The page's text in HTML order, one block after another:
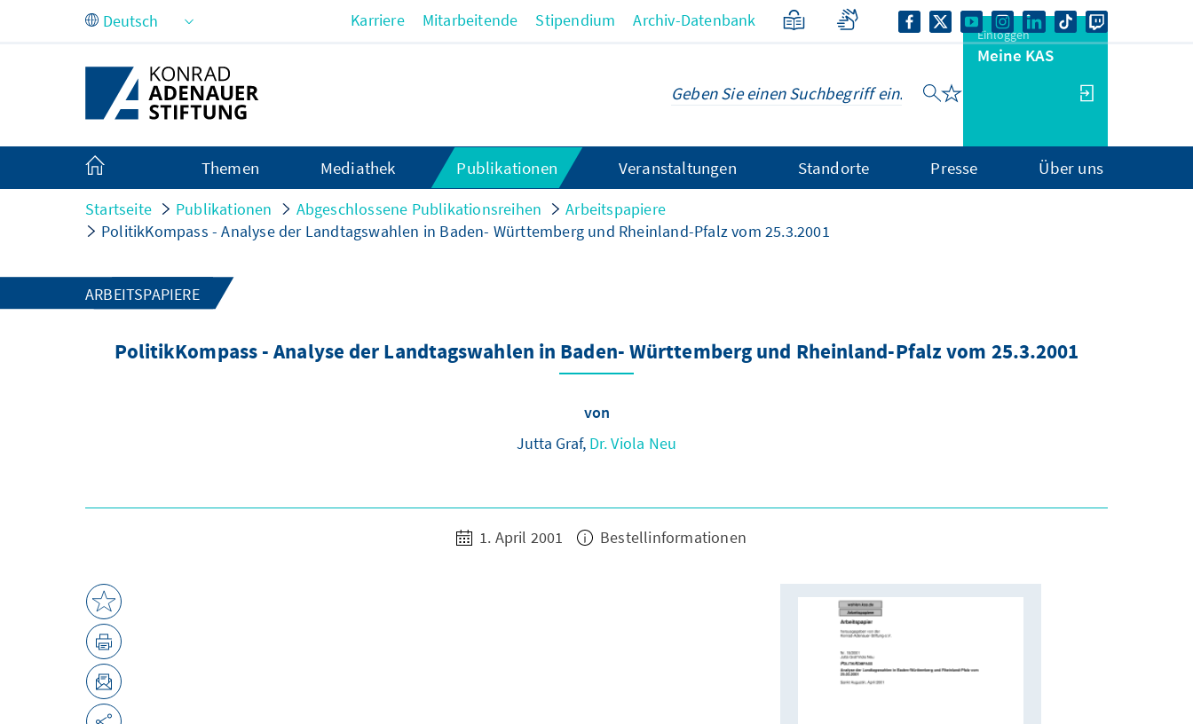
Zum Hauptinhalt springen Karriere Mitarbeitende Stipendium Archiv-Datenbank
Einloggen
Meine KAS
Themen Mediathek Publikationen Veranstaltungen Standorte Presse Über uns
Startseite Publikationen Abgeschlossene Publikationsreihen
Arbeitspapiere
PolitikKompass - Analyse der Landtagswahlen in Baden- Württemberg und Rheinland-Pfalz vom 25.3.2001
ARBEITSPAPIERE
PolitikKompass - Analyse der Landtagswahlen in Baden- Württemberg und Rheinland-Pfalz vom 25.3.2001
von
Jutta Graf, Dr. Viola Neu
1. April 2001 Bestellinformationen